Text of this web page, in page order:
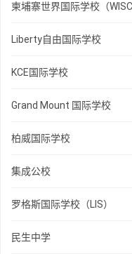
柬埔寨世界国际学校（WISC
Liberty自由国际学校
KCE国际学校
Grand Mount 国际学校
柏威国际学校
集成公校
罗格斯国际学校（LIS）
民生中学